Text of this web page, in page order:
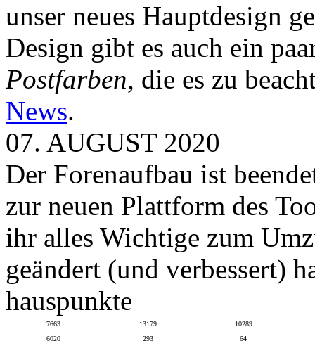
unser neues Hauptdesign
Design gibt es auch ein
Postfarben, die es zu
News.
07. AUGUST 2020
Der Forenaufbau ist
zur neuen Plattform des
ihr alles Wichtige zum
geändert (und verbessert)
hauspunkte
7663 13179
10289
6020
293 64